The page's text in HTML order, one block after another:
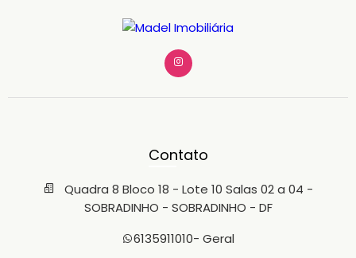
Contato
Quadra 8 Bloco 18 - Lote 10 Salas 02 a 04 -
SOBRADINHO - SOBRADINHO - DF
6135911010- Geral